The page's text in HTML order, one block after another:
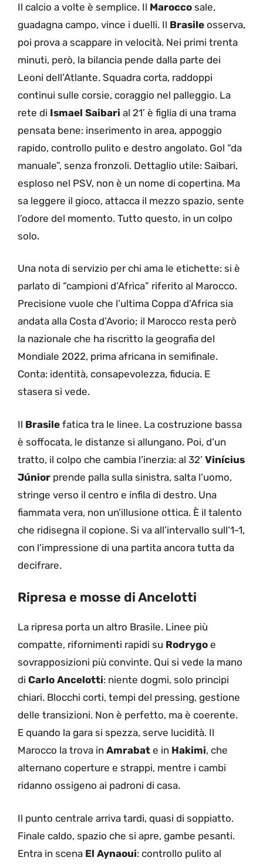
Il calcio a volte è semplice. Il Marocco sale,
guadagna campo, vince i duelli. Il Brasile osserva,
poi prova a scappare in velocità. Nei primi trenta
minuti, però, la bilancia pende dalla parte dei
Leoni dell’Atlante. Squadra corta, raddoppi
continui sulle corsie, coraggio nel palleggio. La
rete di Ismael Saibari al 21’ è figlia di una trama
pensata bene: inserimento in area, appoggio
rapido, controllo pulito e destro angolato. Gol “da
manuale”, senza fronzoli. Dettaglio utile: Saibari,
esploso nel PSV, non è un nome di copertina. Ma
sa leggere il gioco, attacca il mezzo spazio, sente
l’odore del momento. Tutto questo, in un colpo
solo.
Una nota di servizio per chi ama le etichette: si è
parlato di “campioni d’Africa” riferito al Marocco.
Precisione vuole che l’ultima Coppa d’Africa sia
andata alla Costa d’Avorio; il Marocco resta però
la nazionale che ha riscritto la geografia del
Mondiale 2022, prima africana in semifinale.
Conta: identità, consapevolezza, fiducia. E
stasera si vede.
Il Brasile fatica tra le linee. La costruzione bassa
è soffocata, le distanze si allungano. Poi, d’un
tratto, il colpo che cambia l’inerzia: al 32’ Vinícius
Júnior prende palla sulla sinistra, salta l’uomo,
stringe verso il centro e infila di destro. Una
fiammata vera, non un’illusione ottica. È il talento
che ridisegna il copione. Si va all’intervallo sull’1-1,
con l’impressione di una partita ancora tutta da
decifrare.
Ripresa e mosse di Ancelotti
La ripresa porta un altro Brasile. Linee più
compatte, rifornimenti rapidi su Rodrygo e
sovrapposizioni più convinte. Qui si vede la mano
di Carlo Ancelotti: niente dogmi, solo principi
chiari. Blocchi corti, tempi del pressing, gestione
delle transizioni. Non è perfetto, ma è coerente.
E quando la gara si spezza, serve lucidità. Il
Marocco la trova in Amrabat e in Hakimi, che
alternano coperture e strappi, mentre i cambi
ridanno ossigeno ai padroni di casa.
Il punto centrale arriva tardi, quasi di soppiatto.
Finale caldo, spazio che si apre, gambe pesanti.
Entra in scena El Aynaoui: controllo pulito al